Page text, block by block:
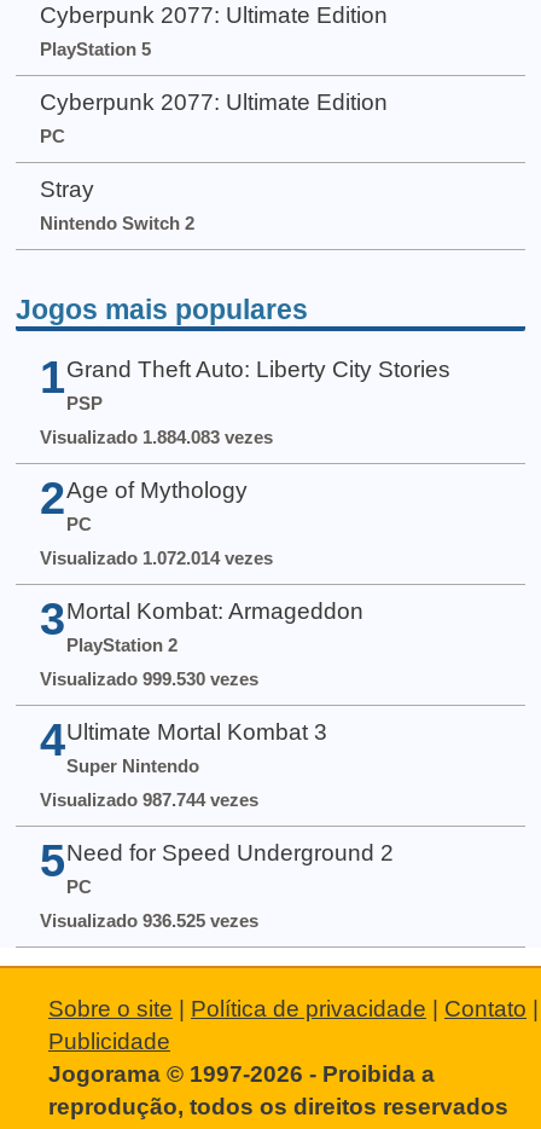
Cyberpunk 2077: Ultimate Edition
PlayStation 5
Cyberpunk 2077: Ultimate Edition
PC
Stray
Nintendo Switch 2
Jogos mais populares
1 Grand Theft Auto: Liberty City Stories
PSP
Visualizado 1.884.083 vezes
2 Age of Mythology
PC
Visualizado 1.072.014 vezes
3 Mortal Kombat: Armageddon
PlayStation 2
Visualizado 999.530 vezes
4 Ultimate Mortal Kombat 3
Super Nintendo
Visualizado 987.744 vezes
5 Need for Speed Underground 2
PC
Visualizado 936.525 vezes
Sobre o site | Política de privacidade | Contato |
Publicidade
Jogorama © 1997-2026 - Proibida a
reprodução, todos os direitos reservados